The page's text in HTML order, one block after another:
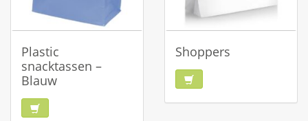
Plastic
snacktassen –
Blauw
Shoppers